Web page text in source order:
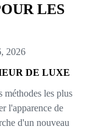
LES
2026
DE LUXE
méthodes les plus
l'apparence de
d'un nouveau